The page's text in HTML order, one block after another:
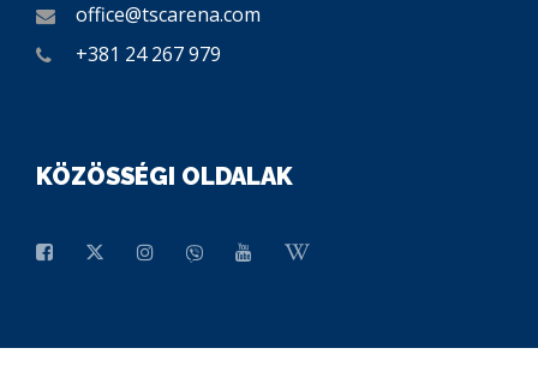
office@tscarena.com
+381 24 267 979
KÖZÖSSÉGI OLDALAK